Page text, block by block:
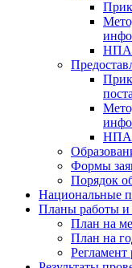
НПА
НПА
Формы
Порядок
Национальные
Планы работы и
План на
План на
Регламент